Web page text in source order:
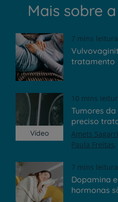
Mais sobre
7 mins leitura
tratamento
Vídeo
10 mins
Tumores
preciso
Amets
Paula Freitas
7 mins leitura
Dopamina
hormonas